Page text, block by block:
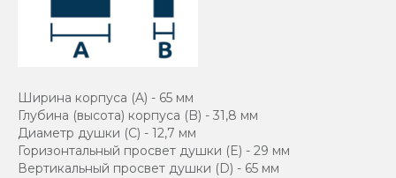
Ширина корпуса (A) - 65 мм
Глубина (высота) корпуса (B) - 31,8 мм
Диаметр душки (C) - 12,7 мм
Горизонтальный просвет душки (E) - 29 мм
Вертикальный просвет душки (D) - 65 мм